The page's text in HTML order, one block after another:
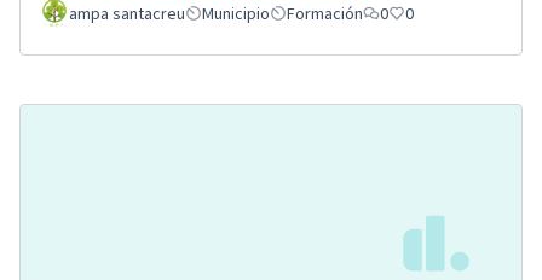
ampa santacreu Municipio Formación 0 0